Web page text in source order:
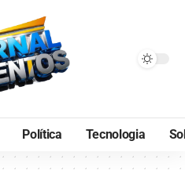
Política Tecnologia